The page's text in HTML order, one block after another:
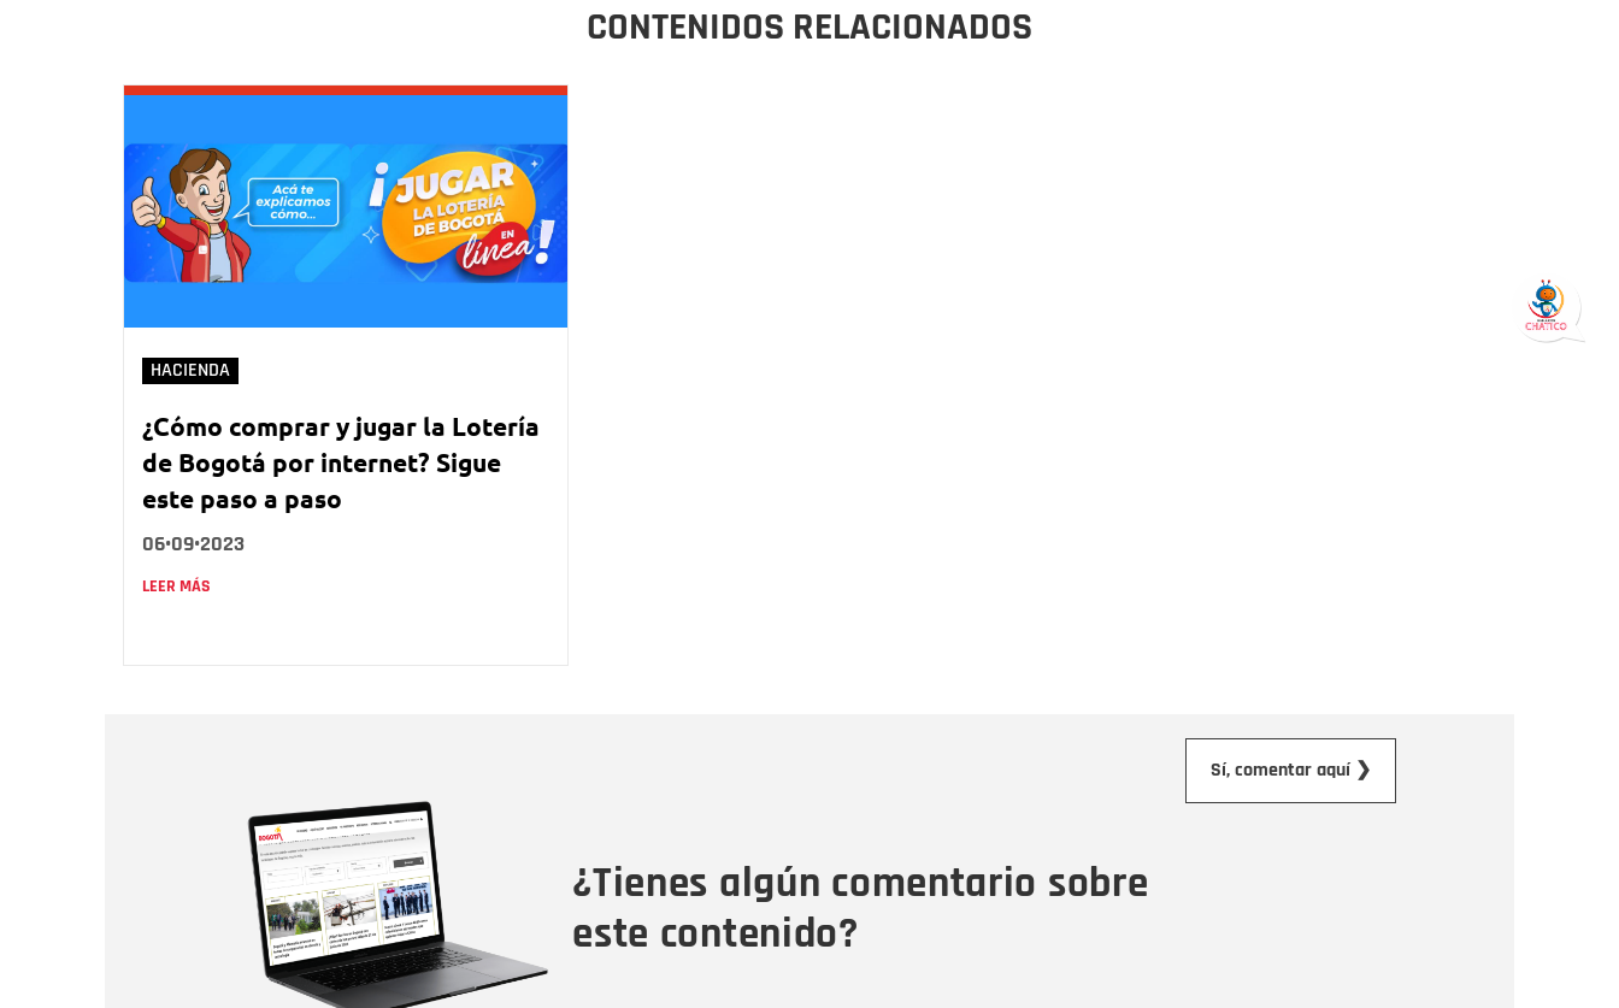
CONTENIDOS RELACIONADOS
HACIENDA
¿Cómo comprar y jugar la Lotería
de Bogotá por internet? Sigue
este paso a paso
06•09•2023
LEER MÁS
¿Tienes algún comentario sobre
este contenido?
Sí, comentar aquí ❯